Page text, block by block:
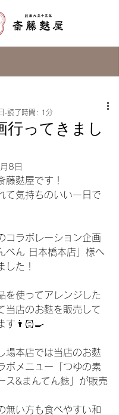
行ってきまし
読了時間: 1分
8日
藤麩屋です！
て気持ちのいい一日で
コラボレーション企画
べん 日本橋本店」様へ
した！
を使ってアレンジした
当店のお麩を販売して
す👨🏻‍🍳
場本店では当店のお麩
ボメニュー「つゆの素
ス&まんてん麩」が販売
無い方も食べやすい和